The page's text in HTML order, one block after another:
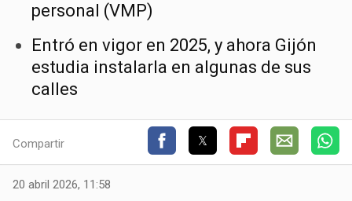
personal (VMP)
Entró en vigor en 2025, y ahora Gijón
estudia instalarla en algunas de sus
calles
Compartir
20 abril 2026, 11:58